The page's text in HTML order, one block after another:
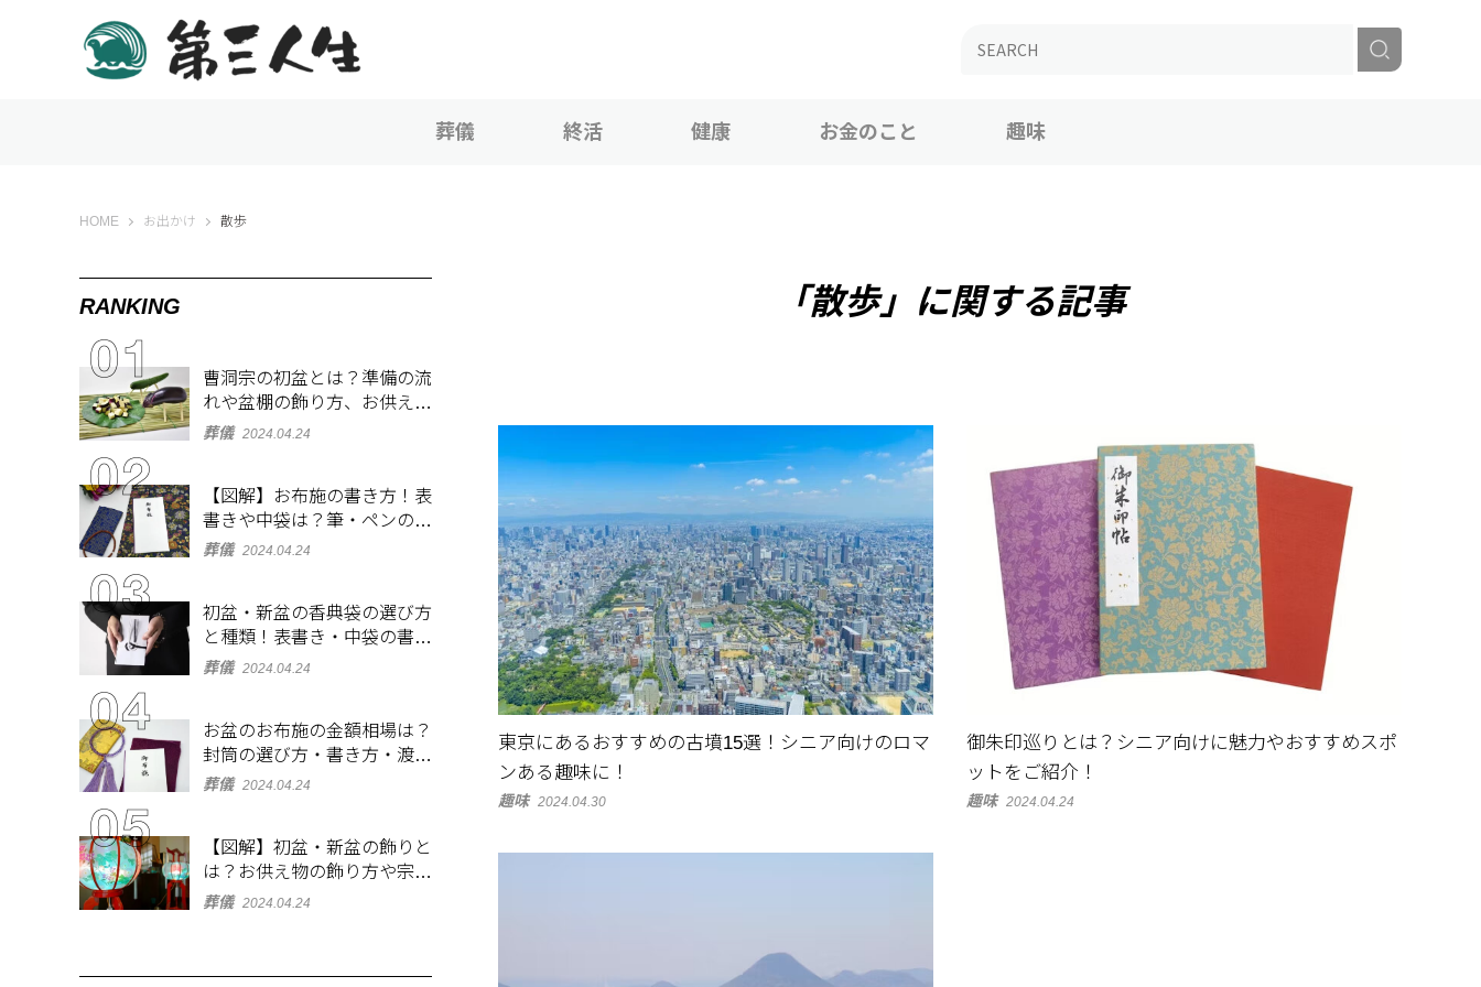
葬儀 終活 健康 お金のこと 趣味
HOME 第三人生 〜寄り道の歩き方〜
お出かけ 散歩
「散歩」に関する記事
東京にあるおすすめの古墳15選！シニア向けのロマ
ンある趣味に！
趣味 2024.04.30
御朱印巡りとは？シニア向けに魅力やおすすめスポ
ットをご紹介！
趣味 2024.04.24
RANKING
曹洞宗の初盆とは？準備の流
れや盆棚の飾り方、お供え物
を解説
葬儀 2024.04.24
【図解】お布施の書き方！表
書きや中袋は？筆・ペンのマ
ナーとよくあるQ&A集
葬儀 2024.04.24
初盆・新盆の香典袋の選び方
と種類！表書き・中袋の書き
方、お札の入れ方も
葬儀 2024.04.24
お盆のお布施の金額相場は？
封筒の選び方・書き方・渡し
方も解説
葬儀 2024.04.24
【図解】初盆・新盆の飾りと
は？お供え物の飾り方や宗派
ごとの違いを解説！
葬儀 2024.04.24